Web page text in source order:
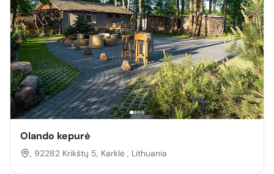
Olando kepurė
, 92282 Krikštų 5, Karklė , Lithuania